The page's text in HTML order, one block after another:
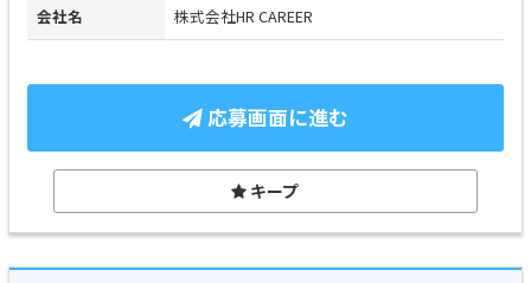
会社名 株式会社HR CAREER
応募画面に進む
キープ